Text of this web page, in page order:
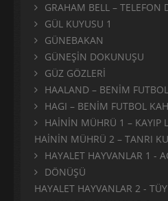
GRAHAM BELL – TELEFON
GÜL KUYUSU 1
GÜNEBAKAN
GÜNEŞİN DOKUNUŞU
GÜZ GÖZLERİ
HAALAND – BENİM
HAGI – BENİM FUTBOL
HAİNİN MÜHRÜ 1 – KAYIP
HAİNİN MÜHRÜ 2 – TANRI
HAYALET HAYVANLAR 1 -
DÖNÜŞÜ
HAYALET HAYVANLAR 2 -